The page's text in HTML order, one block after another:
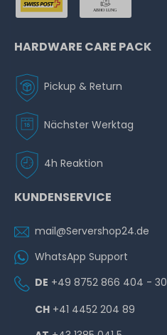
HARDWARE CARE PACK
Pickup & Return
Nächster Werktag
4h Reaktion
KUNDENSERVICE
mail@Servershop24.de
WhatsApp Support
DE +49 8752 866 404 - 30
CH +41 4452 204 89